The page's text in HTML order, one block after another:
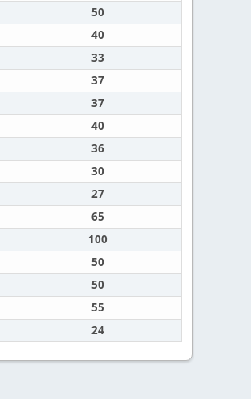
50
40
33
37
37
40
36
30
27
65
100
50
50
55
24